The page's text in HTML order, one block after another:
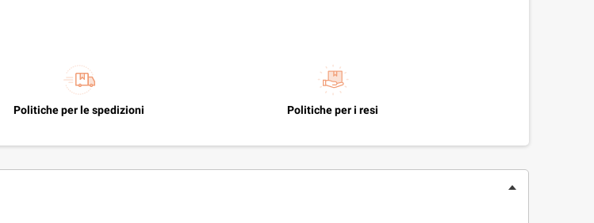
Politiche per le spedizioni Politiche per i resi